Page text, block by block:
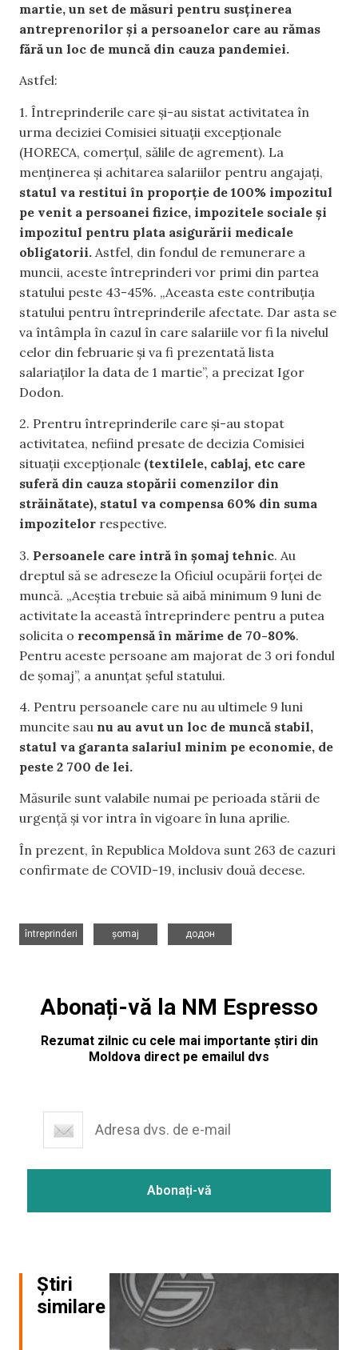
martie, un set de măsuri pentru susținerea
antreprenorilor și a persoanelor care au rămas
fără un loc de muncă din cauza pandemiei.
Astfel:
1. Întreprinderile care și-au sistat activitatea în
urma deciziei Comisiei situații excepționale
(HORECA, comerțul, sălile de agrement). La
menținerea și achitarea salariilor pentru angajați,
statul va restitui în proporție de 100% impozitul
pe venit a persoanei fizice, impozitele sociale și
impozitul pentru plata asigurării medicale
obligatorii. Astfel, din fondul de remunerare a
muncii, aceste întreprinderi vor primi din partea
statului peste 43-45%. „Aceasta este contribuția
statului pentru întreprinderile afectate. Dar asta se
va întâmpla în cazul în care salariile vor fi la nivelul
celor din februarie și va fi prezentată lista
salariaților la data de 1 martie”, a precizat Igor
Dodon.
2. Prentru întreprinderile care și-au stopat
activitatea, nefiind presate de decizia Comisiei
situații excepționale (textilele, cablaj, etc care
suferă din cauza stopării comenzilor din
străinătate), statul va compensa 60% din suma
impozitelor respective.
3. Persoanele care intră în șomaj tehnic. Au
dreptul să se adreseze la Oficiul ocupării forței de
muncă. „Aceștia trebuie să aibă minimum 9 luni de
activitate la această întreprindere pentru a putea
solicita o recompensă în mărime de 70-80%.
Pentru aceste persoane am majorat de 3 ori fondul
de șomaj”, a anunțat șeful statului.
4. Pentru persoanele care nu au ultimele 9 luni
muncite sau nu au avut un loc de muncă stabil,
statul va garanta salariul minim pe economie, de
peste 2 700 de lei.
Măsurile sunt valabile numai pe perioada stării de
urgență și vor intra în vigoare în luna aprilie.
În prezent, în Republica Moldova sunt 263 de cazuri
confirmate de COVID-19, inclusiv două decese.
întreprinderi
șomaj
додон
Abonați-vă la NM Espresso
Rezumat zilnic cu cele mai importante știri din
Moldova direct pe emailul dvs
Știri
similare